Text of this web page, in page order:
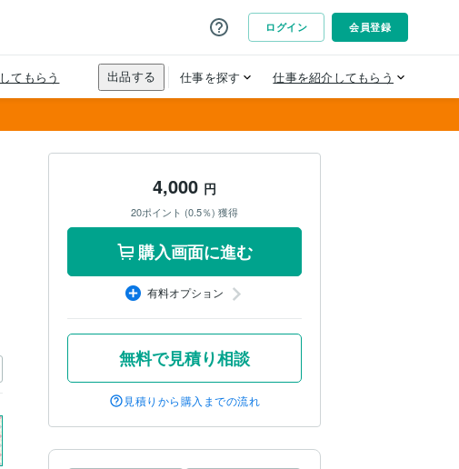
4,000 円
20ポイント (0.5％) 獲得
購入画面に進む
有料オプション
無料で見積り相談
見積りから購入までの流れ